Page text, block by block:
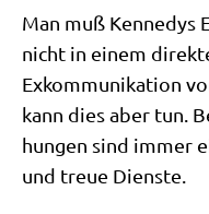
Man muß Ken­ne­dys
nicht in einem
Exkom­mu­ni­ka­ti­on
kann dies aber tun.
hun­gen sind immer
und treue Dienste.